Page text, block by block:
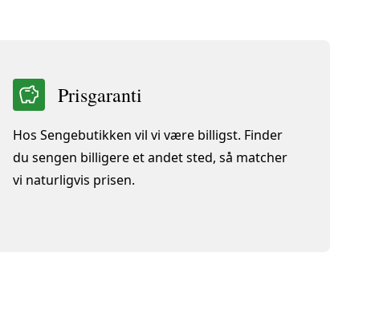
Prisgaranti
Hos Sengebutikken vil vi være billigst. Finder
du sengen billigere et andet sted, så matcher
vi naturligvis prisen.